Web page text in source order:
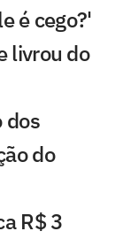
é cego?'
livrou do
dos
do
R$ 3